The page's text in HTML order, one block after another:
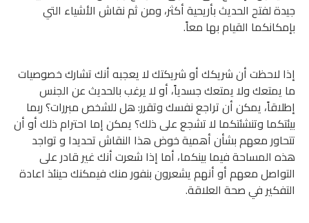
جيدة لفتح الحديث بأريحية أكثر، ومن ثم نقاش الأشياء التي
بإمكانكما القيام بها معاً.
إذا لاحظت أن شريكك أو شريكتك لا يعجبه أنك تشارك خصوصيات
ما يمتعك ولا يمتعك جسدياً، أو لا يرغب بالحديث عن الجنس
إطلاقاً، يمكن أن تراجع نفسك وتقرر: هل للشخص مبررات؟ ربما
بيئتكما وتنشئتكما لا تشجع على ذلك؟ يمكن إما احترام ذلك أو أن
تتحاور معهم بشأن أهمية خوض هذا النقاش تحديدا و تواجد
هذه المساحة فيما بينكما، أما إذا شعرت أنك غير قادر على
التواصل معهم أو أنهم يشعرون بنفور منك فيمكنك حينئذ اعادة
التفكير في صحة العلاقة.